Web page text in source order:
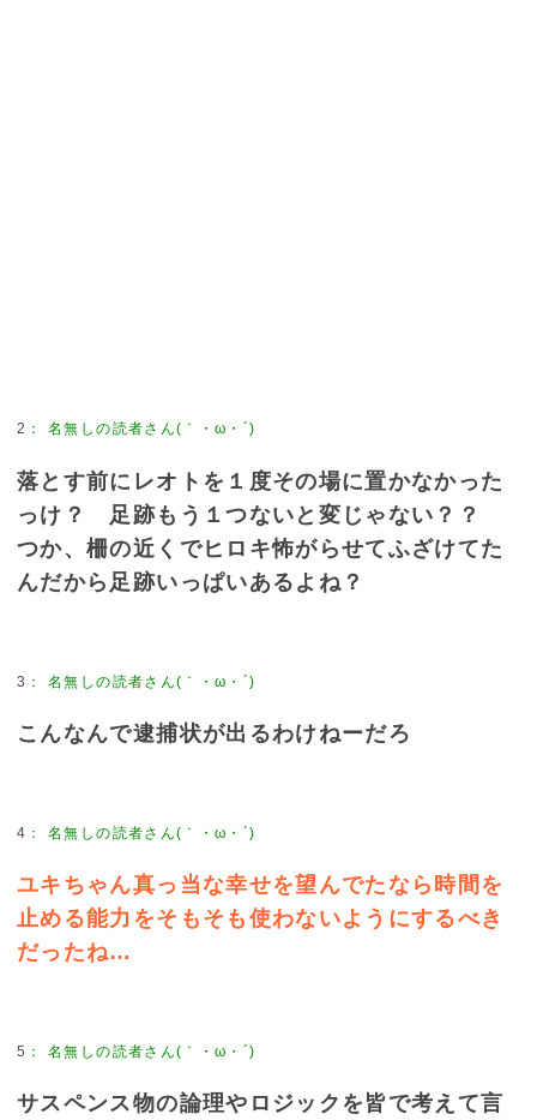
2 ：名無しの読者さん(｀・ω・´)
落とす前にレオトを１度その場に置かなかった
っけ？ 足跡もう１つないと変じゃない？？
つか、柵の近くでヒロキ怖がらせてふざけてた
んだから足跡いっぱいあるよね？
3 ：名無しの読者さん(｀・ω・´)
こんなんで逮捕状が出るわけねーだろ
4 ：名無しの読者さん(｀・ω・´)
ユキちゃん真っ当な幸せを望んでたなら時間を
止める能力をそもそも使わないようにするべき
だったね…
5 ：名無しの読者さん(｀・ω・´)
サスペンス物の論理やロジックを皆で考えて言